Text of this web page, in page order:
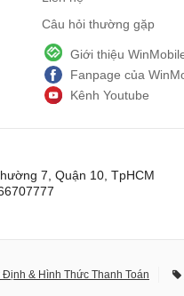
Câu hỏi thường gặp
Giới thiệu
Fanpage của
Kênh Youtube
7, Quận 10, TpHCM
Định & Hình Thức Thanh Toán